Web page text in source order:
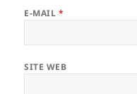
E-MAIL *
SITE WEB